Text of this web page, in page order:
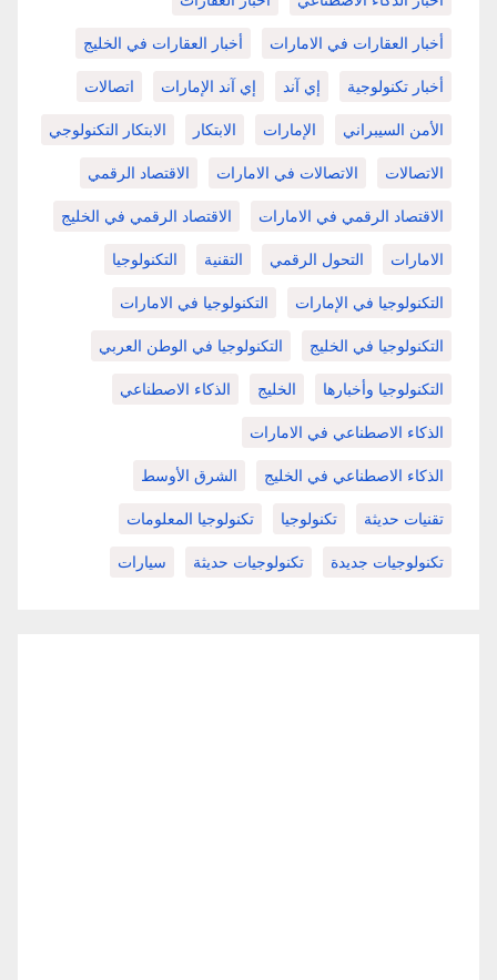
أخبار العقارات في الامارات أخبار العقارات في الخليج
أخبار تكنولوجية إي آند إي آند الإمارات اتصالات
الأمن السيبراني الإمارات الابتكار الابتكار التكنولوجي
الاتصالات الاتصالات في الامارات الاقتصاد الرقمي
الاقتصاد الرقمي في الامارات الاقتصاد الرقمي في الخليج
الامارات التحول الرقمي التقنية التكنولوجيا
التكنولوجيا في الإمارات التكنولوجيا في الامارات
التكنولوجيا في الخليج التكنولوجيا في الوطن العربي
التكنولوجيا وأخبارها الخليج الذكاء الاصطناعي
الذكاء الاصطناعي في الامارات
الذكاء الاصطناعي في الخليج الشرق الأوسط
تقنيات حديثة تكنولوجيا تكنولوجيا المعلومات
تكنولوجيات جديدة تكنولوجيات حديثة سيارات